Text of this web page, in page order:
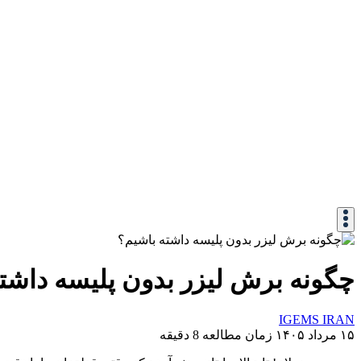
چگونه برش لیزر بدون پلیسه
IGEMS IRAN
۱۵ مرداد ۱۴۰۵
زمان مطالعه 8 دقیقه